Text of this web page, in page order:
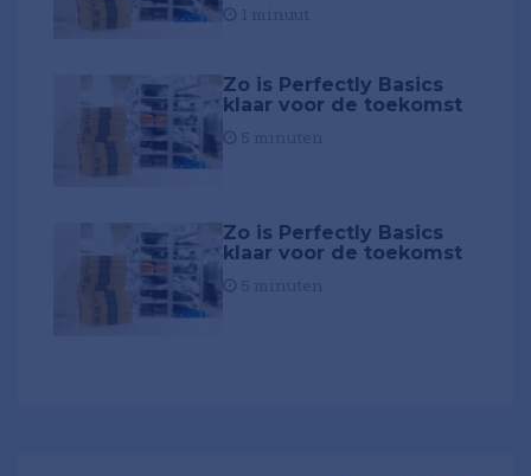
Zo is Perfectly Basics
klaar voor de toekomst
Zo is Perfectly Basics
klaar voor de toekomst